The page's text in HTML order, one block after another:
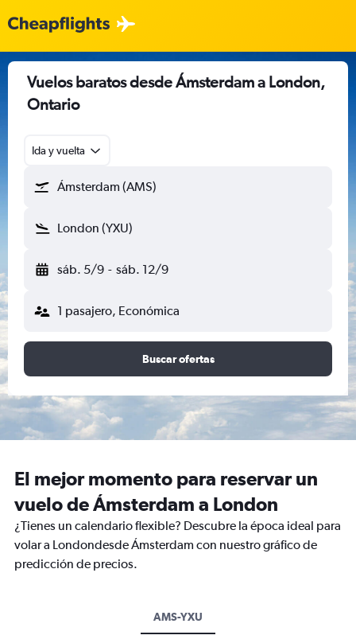
Vuelos baratos desde Ámsterdam a London,
Ontario
Ida y vuelta
Ámsterdam (AMS)
London (YXU)
sáb. 5/9 - sáb. 12/9
1 pasajero, Económica
Buscar ofertas
El mejor momento para reservar un
vuelo de Ámsterdam a London
¿Tienes un calendario flexible? Descubre la época ideal para
volar a Londondesde Ámsterdam con nuestro gráfico de
predicción de precios.
AMS-YXU